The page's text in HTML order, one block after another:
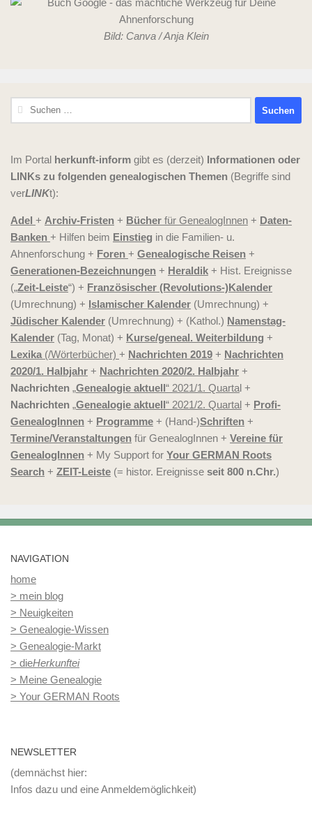
Bild: Canva / Anja Klein
Suchen
nach:
Im Portal herkunft-inform gibt es (derzeit) Informationen oder
LINKs zu folgenden genealogischen Themen (Begriffe sind
verLINKt):
Adel + Archiv-Fristen + Bücher für GenealogInnen + Daten-
Banken + Hilfen beim Einstieg in die Familien- u.
Ahnenforschung + Foren + Genealogische Reisen +
Generationen-Bezeichnungen + Heraldik + Hist. Ereignisse
(„Zeit-Leiste“) + Französischer (Revolutions-)Kalender
(Umrechnung) + Islamischer Kalender (Umrechnung) +
Jüdischer Kalender (Umrechnung) + (Kathol.) Namenstag-
Kalender (Tag, Monat) + Kurse/geneal. Weiterbildung +
Lexika (/Wörterbücher) + Nachrichten 2019 + Nachrichten
2020/1. Halbjahr + Nachrichten 2020/2. Halbjahr +
Nachrichten „Genealogie aktuell“ 2021/1. Quartal +
Nachrichten „Genealogie aktuell“ 2021/2. Quartal + Profi-
GenealogInnen + Programme + (Hand-)Schriften +
Termine/Veranstaltungen für GenealogInnen + Vereine für
GenealogInnen + My Support for Your GERMAN Roots
Search + ZEIT-Leiste (= histor. Ereignisse seit 800 n.Chr.)
NAVIGATION
home
> mein blog
> Neuigkeiten
> Genealogie-Wissen
> Genealogie-Markt
> dieHerkunftei
> Meine Genealogie
> Your GERMAN Roots
NEWSLETTER
(demnächst hier:
Infos dazu und eine Anmeldemöglichkeit)